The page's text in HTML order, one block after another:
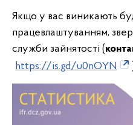
Якщо у вас виникають
працевлаштуванням,
служби зайнятості (
https://is.gd/u0nOYN